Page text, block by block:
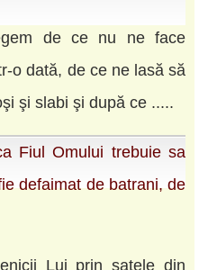
de ce nu ne face
o dată, de ce ne lasă să
şi slabi şi după ce .....
Fiul Omului trebuie sa
defaimat de batrani, de
Lui prin satele din